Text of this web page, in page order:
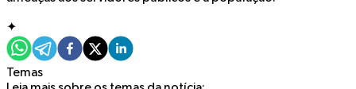
✦
Temas